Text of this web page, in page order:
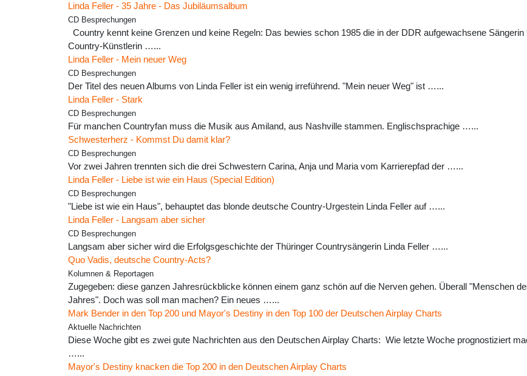
Linda Feller - 35 Jahre - Das Jubiläumsalbum
CD Besprechungen
Country kennt keine Grenzen und keine Regeln: Das bewies schon 1985 die in der DDR aufgewachsene
Country-Künstlerin …...
Linda Feller - Mein neuer Weg
CD Besprechungen
Der Titel des neuen Albums von Linda Feller ist ein wenig irreführend. "Mein neuer Weg" ist …...
Linda Feller - Stark
CD Besprechungen
Für manchen Countryfan muss die Musik aus Amiland, aus Nashville stammen. Englischsprachige …...
Schwesterherz - Kommst Du damit klar?
CD Besprechungen
Vor zwei Jahren trennten sich die drei Schwestern Carina, Anja und Maria vom Karrierepfad der …...
Linda Feller - Liebe ist wie ein Haus (Special Edition)
CD Besprechungen
"Liebe ist wie ein Haus", behauptet das blonde deutsche Country-Urgestein Linda Feller auf …...
Linda Feller - Langsam aber sicher
CD Besprechungen
Langsam aber sicher wird die Erfolgsgeschichte der Thüringer Countrysängerin Linda Feller …...
Quo Vadis, deutsche Country-Acts?
Kolumnen & Reportagen
Zugegeben: diese ganzen Jahresrückblicke können einem ganz schön auf die Nerven gehen. Überall "Menschen
Jahres". Doch was soll man machen? Ein neues …...
Mark Bender in den Top 200 und Mayor's Destiny in den Top 100 der Deutschen Airplay Charts
Aktuelle Nachrichten
Diese Woche gibt es zwei gute Nachrichten aus den Deutschen Airplay Charts: Wie letzte Woche prognostiziert
…...
Mayor's Destiny knacken die Top 200 in den Deutschen Airplay Charts